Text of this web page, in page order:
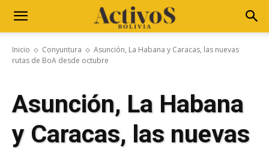
Inicio Conyuntura
Asunción, La Habana y Caracas, las nuevas
rutas de BoA desde octubre
Asunción, La Habana
y Caracas, las nuevas